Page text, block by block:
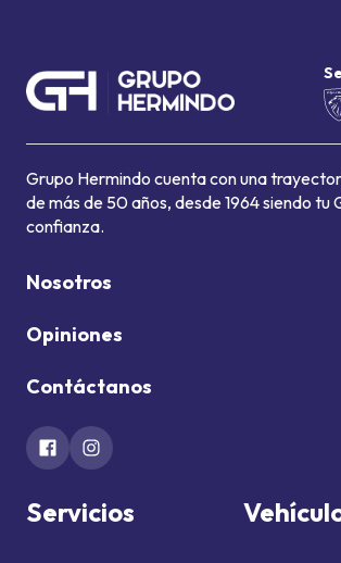
Grupo Hermindo cuenta con una
de más de 50 años, desde 1964 siendo tu
confianza.
Nosotros
Opiniones
Contáctanos
Servicios